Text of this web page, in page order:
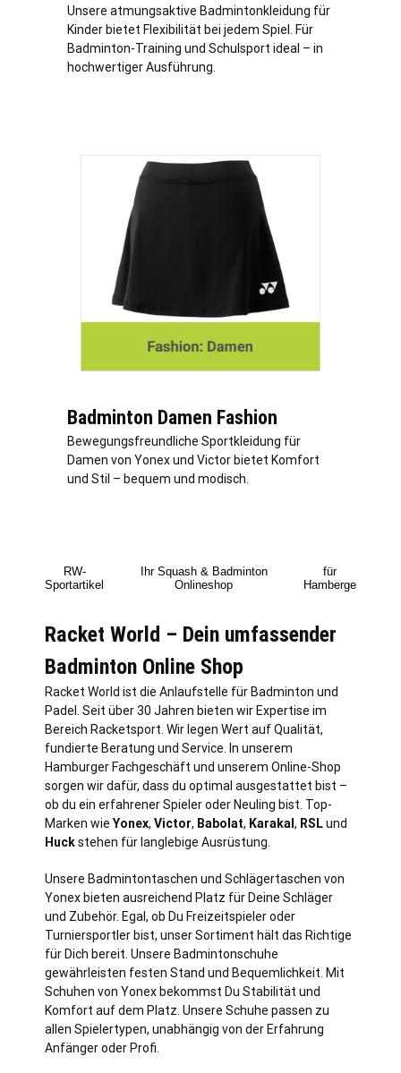
Unsere atmungsaktive Badmintonkleidung für
Kinder bietet Flexibilität bei jedem Spiel. Für
Badminton-Training und Schulsport ideal – in
hochwertiger Ausführung.
Badminton Damen Fashion
Bewegungsfreundliche Sportkleidung für
Damen von Yonex und Victor bietet Komfort
und Stil – bequem und modisch.
RW-
Sportartikel
Ihr Squash & Badminton
Onlineshop
für
Hamberge
Racket World – Dein umfassender
Badminton Online Shop
Racket World ist die Anlaufstelle für Badminton und
Padel. Seit über 30 Jahren bieten wir Expertise im
Bereich Racketsport. Wir legen Wert auf Qualität,
fundierte Beratung und Service. In unserem
Hamburger Fachgeschäft und unserem Online-Shop
sorgen wir dafür, dass du optimal ausgestattet bist –
ob du ein erfahrener Spieler oder Neuling bist. Top-
Marken wie Yonex, Victor, Babolat, Karakal , RSLund
Huckstehen für langlebige Ausrüstung.
Unsere Badmintontaschen und Schlägertaschen von
Yonex bieten ausreichend Platz für Deine Schläger
und Zubehör. Egal, ob Du Freizeitspieler oder
Turniersportler bist, unser Sortiment hält das Richtige
für Dich bereit. Unsere Badmintonschuhe
gewährleisten festen Stand und Bequemlichkeit. Mit
Schuhen von Yonex bekommst Du Stabilität und
Komfort auf dem Platz. Unsere Schuhe passen zu
allen Spielertypen, unabhängig von der Erfahrung
Anfänger oder Profi.